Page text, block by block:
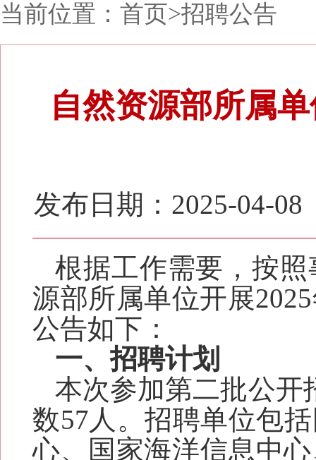
当前位置： 首页>招聘公告
自然资源部所属
发布日期：2025-04-08
根据工作需要，按
源部所属单位开展
公告如下：
一、招聘计划
本次参加第二批公开
数57人。招聘单位包
心、国家海洋信息中